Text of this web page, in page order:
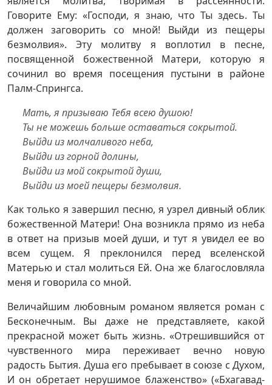
Говорите Ему: «Господи, я знаю, что Ты здесь. Ты
должен заговорить со мной! Выйди из пещеры
безмолвия». Эту молитву я воплотил в песне,
посвященной божественной Матери, которую я
сочинил во время посещения пустыни в районе
Палм-Спрингса.
Мать, я призываю Тебя всею душою!
Ты не можешь больше оставаться сокрытой.
Выйди из молчаливого неба,
Выйди из горной долины,
Выйди из мой сокрытой души,
Выйди из моей пещеры безмолвия.
Как только я завершил песню, я узрел дивный облик
божественной Матери! Она возникла прямо из неба
в ответ на призыв моей души, и тут я увидел ее во
всем сущем. Я преклонился перед вселенской
Матерью и стал молиться Ей. Она же благословляла
меня и говорила со мной.
Величайшим любовным романом является роман с
Бесконечным. Вы даже не представляете, какой
прекрасной может быть жизнь. «Отрешившийся от
чувственного мира переживает вечно новую
радость Бытия. Душа его пребывает в союзе с Духом,
И он обретает нерушимое блаженство» («Бхагавад-